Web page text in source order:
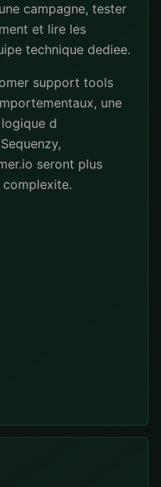
campagne, tester
et lire les
technique dediee.
support tools
une
d
seront plus